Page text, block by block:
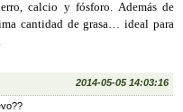
calcio y fósforo. Además de
cantidad de grasa… ideal para
2014-05-05 14:03:16